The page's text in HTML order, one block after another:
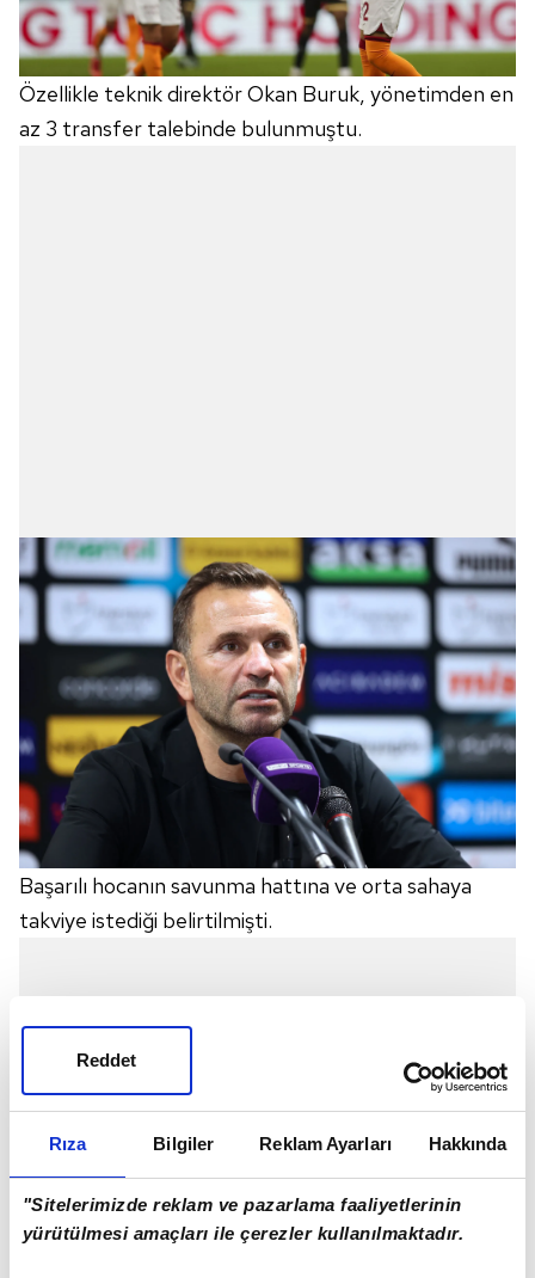
Rıza Bilgiler Reklam Ayarları Hakkında
"Sitelerimizde reklam ve pazarlama faaliyetlerinin
yürütülmesi amaçları ile çerezler kullanılmaktadır.
Reddet
Özellikle teknik direktör Okan Buruk, yönetimden en
az 3 transfer talebinde bulunmuştu.
Başarılı hocanın savunma hattına ve orta sahaya
takviye istediği belirtilmişti.